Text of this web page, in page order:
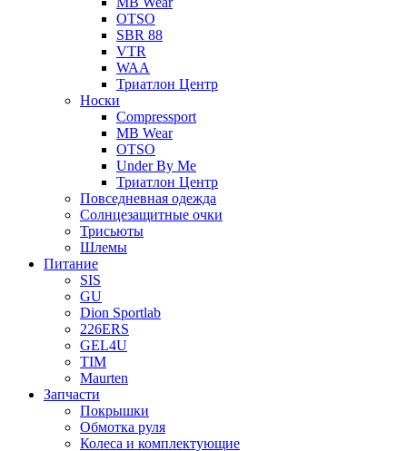
OTSO
SBR 88
VTR
WAA
Триатлон Центр
Носки
Compressport
MB Wear
OTSO
Under By Me
Триатлон Центр
Повседневная одежда
Солнцезащитные очки
Трисьюты
Шлемы
Питание
SIS
GU
Dion Sportlab
226ERS
GEL4U
TIM
Maurten
Запчасти
Покрышки
Обмотка руля
Колеса и комплектующие